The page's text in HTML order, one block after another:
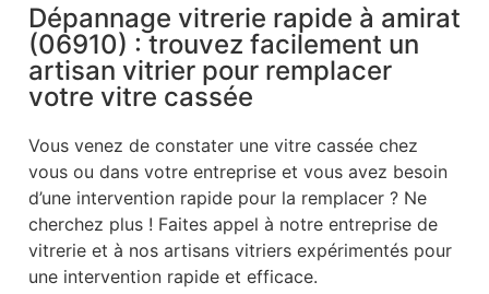
Dépannage vitrerie rapide à amirat
(06910) : trouvez facilement un
artisan vitrier pour remplacer
votre vitre cassée
Vous venez de constater une vitre cassée chez
vous ou dans votre entreprise et vous avez besoin
d’une intervention rapide pour la remplacer ? Ne
cherchez plus ! Faites appel à notre entreprise de
vitrerie et à nos artisans vitriers expérimentés pour
une intervention rapide et efficace.